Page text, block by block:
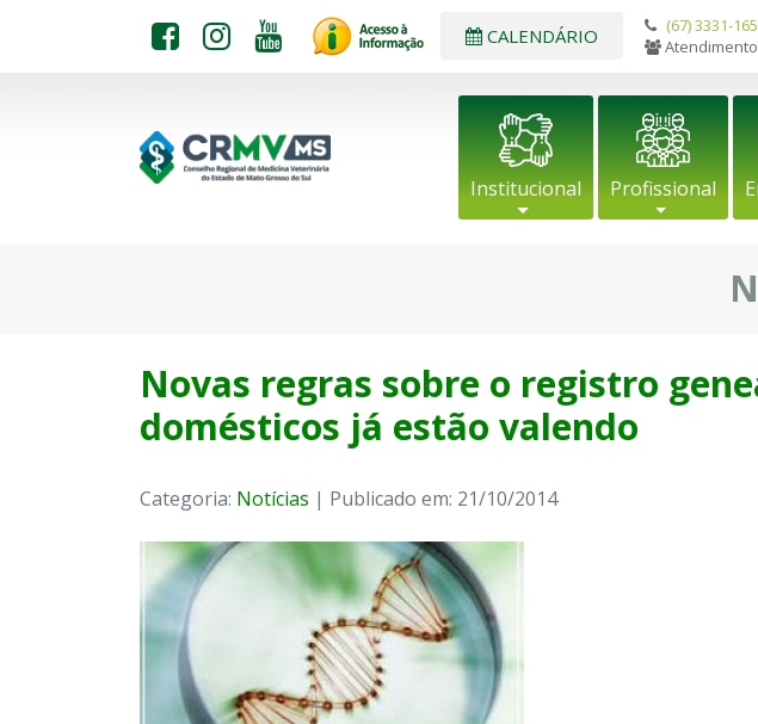
CALENDÁRIO
(67) 3331-
Institucional Profissional
Novas regras sobre o registro
domésticos já estão valendo
Categoria: Notícias | Publicado em: 21/10/2014